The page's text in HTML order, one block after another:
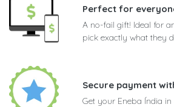
Perfect for
A no-fail gift! Ideal for
pick exactly what they
Secure payment
Get your Eneba Índia in